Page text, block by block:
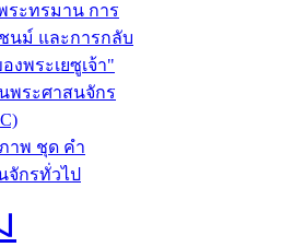
ระทรมาน การ
นม์ และการกลับ
งพระเยซูเจ้า"
พระศาสนจักร
าพ ชุด คำ
จักรทั่วไป